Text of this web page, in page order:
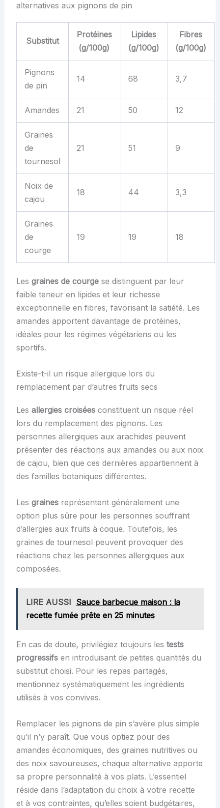
alternatives aux pignons de pin
Substitut
Protéines
(g/100g)
Lipides
(g/100g)
Fibres
(g/100g)
Pignons
de pin
14 68 3,7
Amandes 21 50 12
Graines
de
tournesol
21 51 9
Noix de
cajou
18 44 3,3
Graines
de
courge
19 19 18
Les graines de courgese distinguent par leur
faible teneur en lipides et leur richesse
exceptionnelle en fibres, favorisant la satiété. Les
amandes apportent davantage de protéines,
idéales pour les régimes végétariens ou les
sportifs.
Existe-t-il un risque allergique lors du
remplacement par d’autres fruits secs
Les allergies croiséesconstituent un risque réel
lors du remplacement des pignons. Les
personnes allergiques aux arachides peuvent
présenter des réactions aux amandes ou aux noix
de cajou, bien que ces dernières appartiennent à
des familles botaniques différentes.
Les grainesreprésentent généralement une
option plus sûre pour les personnes souffrant
d’allergies aux fruits à coque. Toutefois, les
graines de tournesol peuvent provoquer des
réactions chez les personnes allergiques aux
composées.
LIRE AUSSI Sauce barbecue maison : la
recette fumée prête en 25 minutes
En cas de doute, privilégiez toujours les tests
progressifsen introduisant de petites quantités du
substitut choisi. Pour les repas partagés,
mentionnez systématiquement les ingrédients
utilisés à vos convives.
Remplacer les pignons de pin s’avère plus simple
qu’il n’y paraît. Que vous optiez pour des
amandes économiques, des graines nutritives ou
des noix savoureuses, chaque alternative apporte
sa propre personnalité à vos plats. L’essentiel
réside dans l’adaptation du choix à votre recette
et à vos contraintes, qu’elles soient budgétaires,